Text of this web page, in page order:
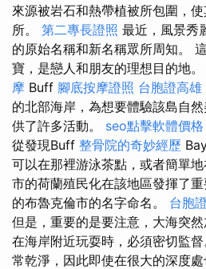
來源被岩石和熱帶植被所包圍，
所。 第二專長證照 最近，風景秀
的原始名稱和新名稱眾所周知。
寶，是戀人和朋友的理想目的地。
摩 Buff 腳底按摩證照 台胞證高雄
的北部海岸，為想要體驗該島自
供了許多活動。 seo點擊軟體價格
從發現Buff 整骨院的奇妙經歷
可以在那裡游泳茶點，或者簡單
市的荷蘭殖民化在該地區發揮了
的布魯克倫市的名字命名。 台胞
但是，重要的是要注意，大海突
在海岸附近玩耍時，必須密切監督
常乾淨，因此即使在很大的深度處